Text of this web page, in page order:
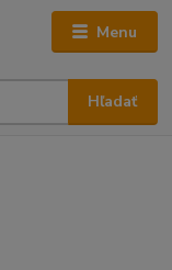
Menu
Hľadať